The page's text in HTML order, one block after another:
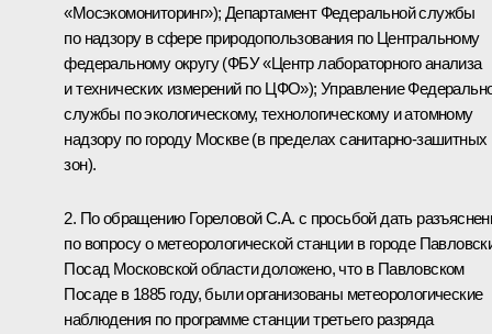
«Мосэкомониторинг»); Департамент Федеральной службы
по надзору в сфере природопользования по Центральному
федеральному округу (ФБУ «Центр лабораторного анализа
и технических измерений по ЦФО»); Управление
службы по экологическому, технологическому и атомному
надзору по городу Москве (в пределах санитарно-зашитных
зон).
2. По обращению Гореловой С.А. с просьбой дать
по вопросу о метеорологической станции в городе
Посад Московской области доложено, что в Павловском
Посаде в 1885 году, были организованы метеорологические
наблюдения по программе станции третьего разряда